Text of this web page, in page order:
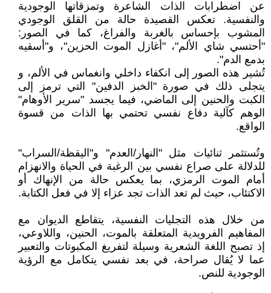
عن اضطرابات الذات الشاعرة وتمزقاتها الوجودية
والنفسية. تعكس القصيدة حالة من القلق الوجودي
المشوب بإحساس بالغربة والفراغ، كما في الصور:
"أحتسي شاي الألم"، "أغازل الموت الحزين"، و"أسقيه
بدمع الدم".
تُشير هذه الصور إلى انكفاء داخلي وانغماس في الألم، و
يتجلى ذلك في صورة "الخبز الدفين" التي ترمز إلى
الكبت والحنين إلى الماضي، فيما يجسد "سرير الأوهام"
الوهم كآلية دفاع نفسي تحتمي بها الذات من قسوة
الواقع.
وتُستثمر ثنائيات مثل "النهار/العدم" و"اليقظة/السراب"
للدلالة على صراع نفسي بين الرغبة في الحياة والانهزام
أمام الموت الرمزي، بما يعكس حالة من الإنهاك أو
الاكتئاب، حيث لم تعد الذات تجد عزاء إلا في فعل الكتابة.
من خلال هذه التجليات النفسية، يتقاطع الديوان مع
المفاهيم الفرويدية المتعلقة بالموت، الحنين، واللاوعي،
إذ تصبح اللغة الشعرية وسيلة لتفريغ المكبوتات والتعبير
عما لا يُقال صراحة، في بعد نفسي يتكامل مع الرؤية
الوجودية للنص.